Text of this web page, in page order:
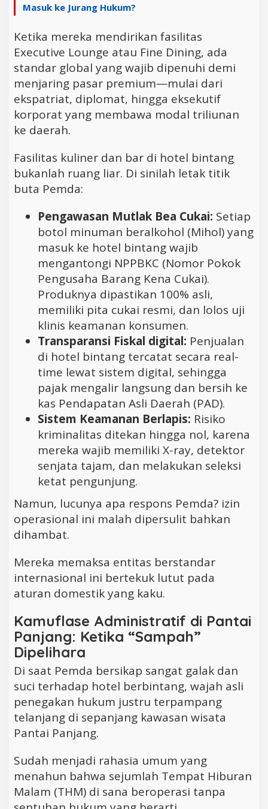
Masuk ke Jurang Hukum?
Ketika mereka mendirikan fasilitas
Executive Lounge atau Fine Dining, ada
standar global yang wajib dipenuhi demi
menjaring pasar premium—mulai dari
ekspatriat, diplomat, hingga eksekutif
korporat yang membawa modal triliunan
ke daerah.
Fasilitas kuliner dan bar di hotel bintang
bukanlah ruang liar. Di sinilah letak titik
buta Pemda:
Pengawasan Mutlak Bea Cukai: Setiap
botol minuman beralkohol (Mihol) yang
masuk ke hotel bintang wajib
mengantongi NPPBKC (Nomor Pokok
Pengusaha Barang Kena Cukai).
Produknya dipastikan 100% asli,
memiliki pita cukai resmi, dan lolos uji
klinis keamanan konsumen.
Transparansi Fiskal digital: Penjualan
di hotel bintang tercatat secara real-
time lewat sistem digital, sehingga
pajak mengalir langsung dan bersih ke
kas Pendapatan Asli Daerah (PAD).
Sistem Keamanan Berlapis: Risiko
kriminalitas ditekan hingga nol, karena
mereka wajib memiliki X-ray, detektor
senjata tajam, dan melakukan seleksi
ketat pengunjung.
Namun, lucunya apa respons Pemda? izin
operasional ini malah dipersulit bahkan
dihambat.
Mereka memaksa entitas berstandar
internasional ini bertekuk lutut pada
aturan domestik yang kaku.
Kamuflase Administratif di Pantai
Panjang: Ketika “Sampah”
Dipelihara
Di saat Pemda bersikap sangat galak dan
suci terhadap hotel berbintang, wajah asli
penegakan hukum justru terpampang
telanjang di sepanjang kawasan wisata
Pantai Panjang.
Sudah menjadi rahasia umum yang
menahun bahwa sejumlah Tempat Hiburan
Malam (THM) di sana beroperasi tanpa